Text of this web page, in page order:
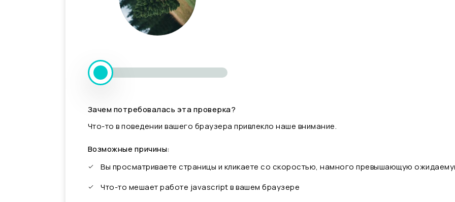
Зачем потребовалась эта проверка?
Что-то в поведении вашего браузера привлекло наше внимание.
Возможные причины:
Вы просматриваете страницы и кликаете со скоростью, намного превышающую
Что-то мешает работе javascript в вашем браузере